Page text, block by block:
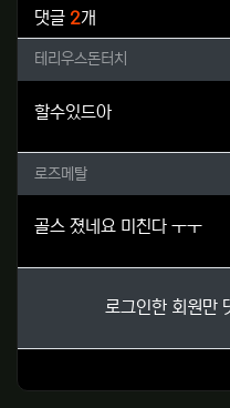
댓글 2개
테리우스돈터치
테리우스돈터치
할수있드아
로즈메탈님의 댓
로즈메탈
골스 졌네요 미친다 ㅜㅜ
로그인한 회원만